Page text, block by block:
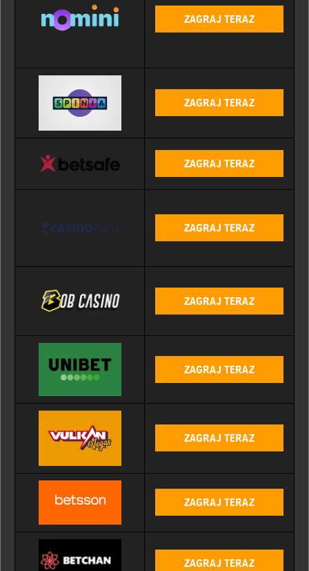
ZAGRAJ TERAZ
ZAGRAJ TERAZ
ZAGRAJ TERAZ
ZAGRAJ TERAZ
ZAGRAJ TERAZ
ZAGRAJ TERAZ
ZAGRAJ TERAZ
ZAGRAJ TERAZ
ZAGRAJ TERAZ